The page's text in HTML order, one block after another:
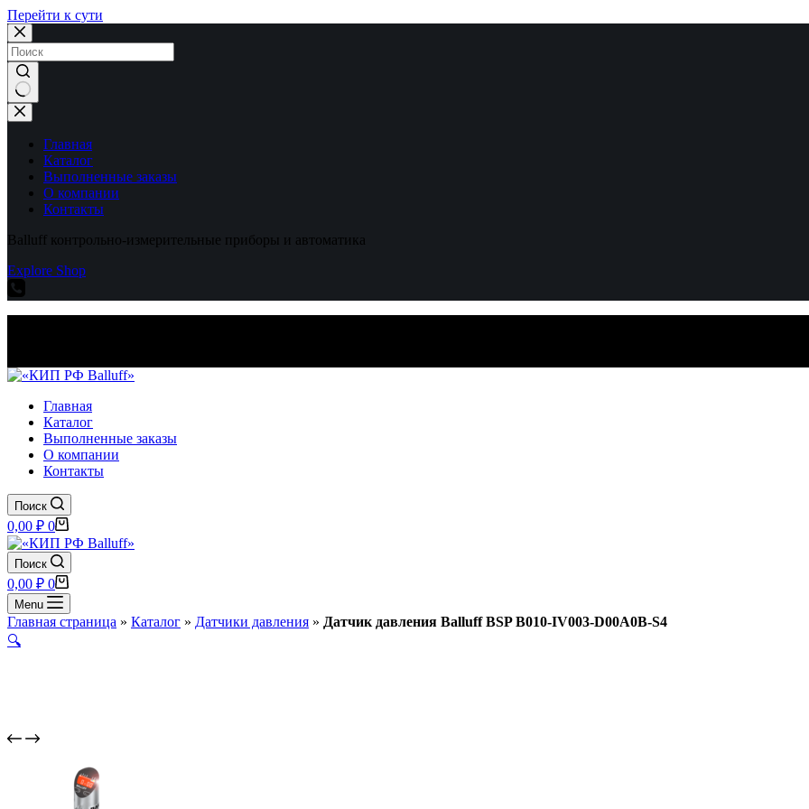
Перейти к сути
Ничего
не
найденоГлавная
Каталог
Выполненные заказы
О компании
Контакты
Balluff контрольно-измерительные приборы и автоматика
Explore Shop
Главная
Каталог
Выполненные заказы
О компании
Контакты
Поиск
Корзина
0,00 ₽ 0
Поиск
Корзина
0,00 ₽ 0
Menu
Главная страница » Каталог » Датчики давления » Датчик давления Balluff BSP B010-IV003-D00A0B-S4
🔍